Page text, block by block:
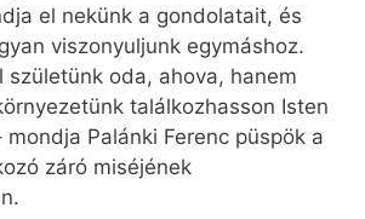
el nekünk a gondolatait, és
viszonyuljunk egymáshoz.
születünk oda, ahova, hanem
találkozhasson Isten
mondja Palánki Ferenc püspök a
záró miséjének